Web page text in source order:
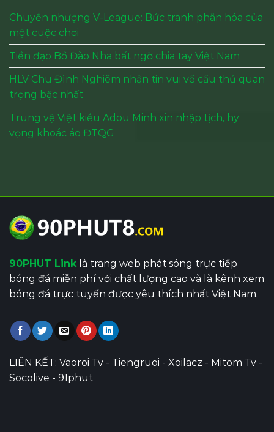
Chuyển nhượng V-League: Bức tranh phân hóa của
một cuộc chơi
Tiền đạo Bồ Đào Nha bất ngờ chia tay Việt Nam
HLV Chu Đình Nghiêm nhận tin vui về cầu thủ quan
trọng bậc nhất
Trung vệ Việt kiều Adou Minh xin nhập tịch, hy
vọng khoác áo ĐTQG
90PHUT Link là trang web phát sóng trực tiếp
bóng đá miễn phí với chất lượng cao và là kênh xem
bóng đá trực tuyến được yêu thích nhất Việt Nam.
LIÊN KẾT: Vaoroi Tv - Tiengruoi - Xoilacz - Mitom Tv -
Socolive - 91phut